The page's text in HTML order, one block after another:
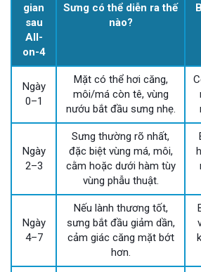
gian
sau
All-
on-4
Sưng có thể diễn ra thế
nào?
Ngày
0–1
Mặt có thể hơi căng,
môi/má còn tê, vùng
nướu bắt đầu sưng nhẹ.
Ngày
2–3
Sưng thường rõ nhất,
đặc biệt vùng má, môi,
cằm hoặc dưới hàm tùy
vùng phẫu thuật.
Ngày
4–7
Nếu lành thương tốt,
sưng bắt đầu giảm dần,
cảm giác căng mặt bớt
hơn.